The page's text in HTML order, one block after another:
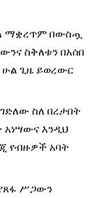
ማቋረጥም በውስጧ
ስቅለቱን በአሰበ
ጊዜ ይወረውር
ስለ በረታበት
እንዲህ
የብዙዎች አባት
ሥጋውን